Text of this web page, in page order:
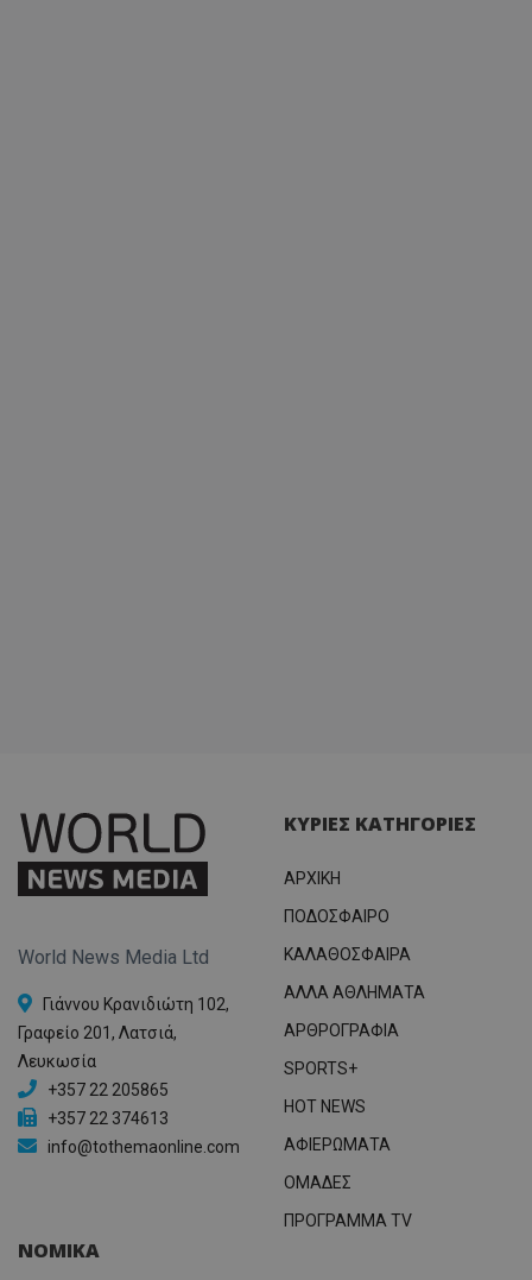
World News Media Ltd
Γιάννου Κρανιδιώτη 102,
Γραφείο 201, Λατσιά,
Λευκωσία
+357 22 205865
+357 22 374613
info@tothemaonline.com
ΚΥΡΙΕΣ ΚΑΤΗΓΟΡΙΕΣ
ΑΡΧΙΚΗ
ΠΟΔΟΣΦΑΙΡΟ
ΚΑΛΑΘΟΣΦΑΙΡΑ
ΑΛΛΑ ΑΘΛΗΜΑΤΑ
ΑΡΘΡΟΓΡΑΦΙΑ
SPORTS+
HOT NEWS
ΑΦΙΕΡΩΜΑΤΑ
ΟΜΑΔΕΣ
ΠΡΟΓΡΑΜΜΑ TV
ΝΟΜΙΚΑ